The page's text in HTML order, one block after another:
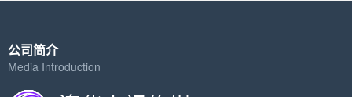
公司简介
Media Introduction